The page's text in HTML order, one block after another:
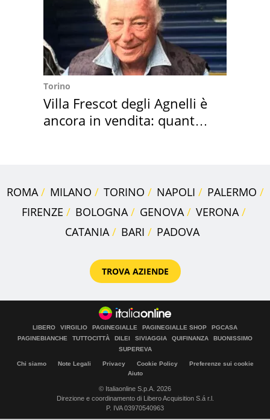
Torino
Villa Frescot degli Agnelli è
ancora in vendita: quanto
ROMA MILANO TORINO NAPOLI
PALERMO
FIRENZE
BOLOGNA GENOVA
VERONA
CATANIA
BARI PADOVA
TROVA AZIENDE
LIBERO VIRGILIO PAGINEGIALLE PAGINEGIALLE SHOP
PGCASA
PAGINEBIANCHE
TUTTOCITTÀ DILEI SIVIAGGIA QUIFINANZA
BUONISSIMO
SUPEREVA
Chi siamo Note Legali Privacy Cookie Policy
Preferenze sui cookie
Aiuto
© Italiaonline S.p.A. 2026
Direzione e coordinamento di Libero Acquisition S.á r.l.
P. IVA 03970540963